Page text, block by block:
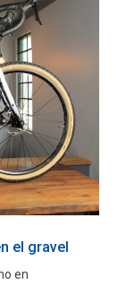
el gravel
en